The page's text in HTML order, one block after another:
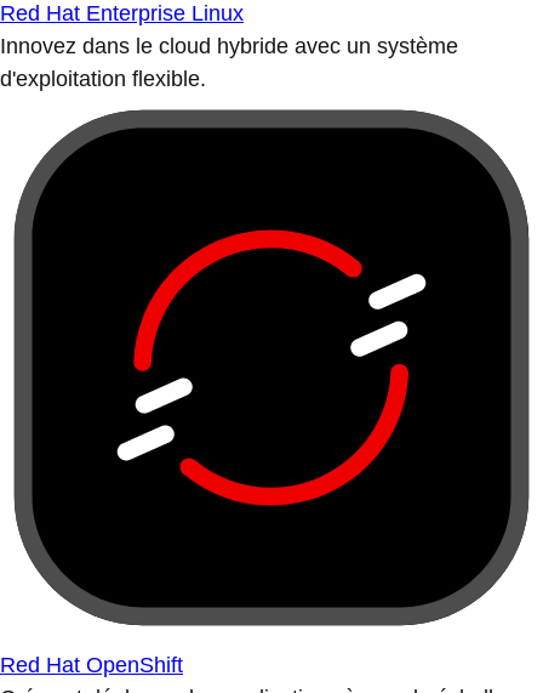
Red Hat Enterprise Linux
Innovez dans le cloud hybride avec un système
d'exploitation flexible.
Red Hat OpenShift